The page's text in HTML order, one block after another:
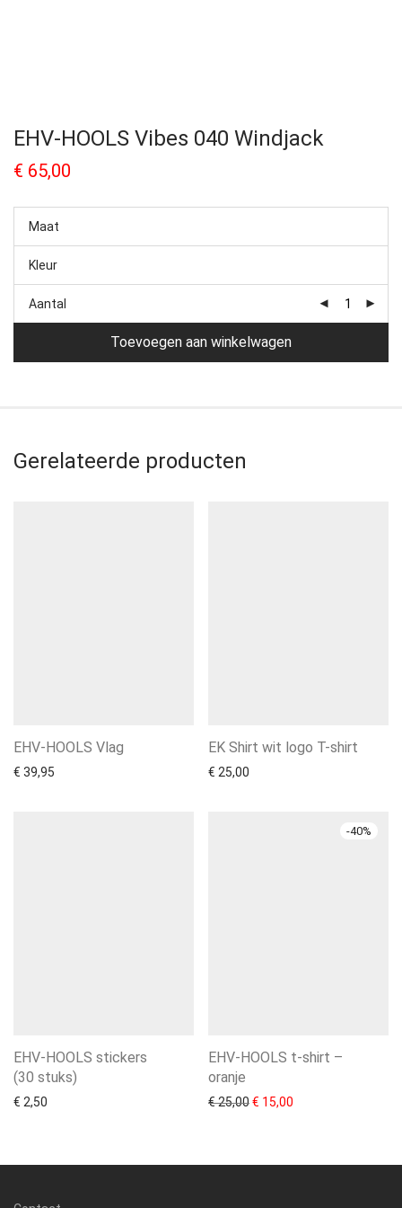
EHV-HOOLS Vibes 040 Windjack
€ 65,00
Maat
Kleur
Aantal
Toevoegen aan winkelwagen
Gerelateerde producten
EHV-HOOLS Vlag
€ 39,95
EK Shirt wit logo T-shirt
€ 25,00
EHV-HOOLS stickers
(30 stuks)
€ 2,50
-40%
EHV-HOOLS t-shirt –
oranje
€25,00Oorspronkelijke prijs was:
€ 15,00